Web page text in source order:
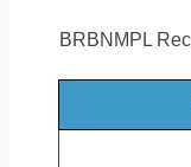
BRBNMPL